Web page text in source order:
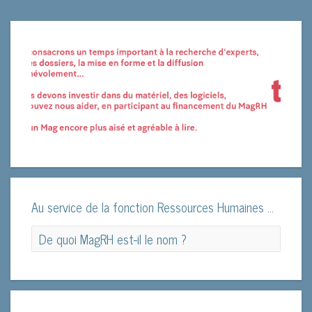
Au service de la fonction Ressources Humaines ...
De quoi MagRH est-il le nom ?